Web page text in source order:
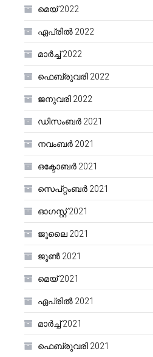
മെയ്‌ 2022
ഏപ്രിൽ 2022
മാർച്ച്‌ 2022
ഫെബ്രുവരി 2022
ജനുവരി 2022
ഡിസംബർ 2021
നവംബർ 2021
ഒക്ടോബർ 2021
സെപ്റ്റംബർ 2021
ഓഗസ്റ്റ്‌ 2021
ജൂലൈ 2021
ജൂൺ 2021
മെയ്‌ 2021
ഏപ്രിൽ 2021
മാർച്ച്‌ 2021
ഫെബ്രുവരി 2021